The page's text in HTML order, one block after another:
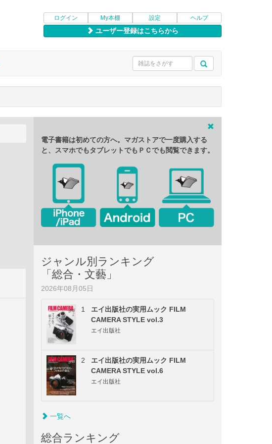
ログイン My本棚 設定 ヘルプ
ユーザー登録はこちらから
電子書籍は初めての方へ。マガストアで一度購入する
と、スマホでもタブレットでもＰＣでも閲覧できます。
ジャンル別ランキング
「総合・文藝」
2026年08月05日
1
エイ出版社の実用ムック FILM
CAMERA STYLE vol.3
エイ出版社
2
エイ出版社の実用ムック FILM
CAMERA STYLE vol.6
エイ出版社
一覧へ
総合ランキング